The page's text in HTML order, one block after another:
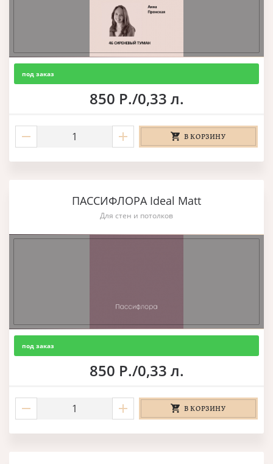
под заказ
850 Р./0,33 л.
В КОРЗИНУ
ПАССИФЛОРА Ideal Matt
Для стен и потолков
под заказ
850 Р./0,33 л.
В КОРЗИНУ